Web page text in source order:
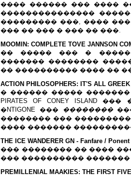
���� ������ ��� ����
���������������
��������� ���, ����
��� �� ��� � ��� �� ���.
MOOMIN: COMPLETE TOVE JANNSON
�� ����� ��� �
������� ��������
�� ���������� ���� ��
ACTION PHILOSOPHERS: IT'S ALL
� ������ ����� ������� ���
PIRATES OF CONEY ISLAND ���
�NTIGONE ��� ��������
�������� ���
���� �������
THE ICE WANDERER GN - Fanfare /
��� �������� �� ����
��� ����������
PREMILLENIAL MAAKIES: THE FIRST